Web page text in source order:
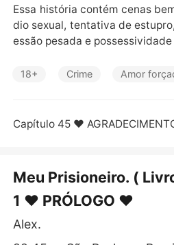
Contos Curtos
Essa história contém cenas
dio sexual, tentativa de
essão pesada e
----------------------
e fugir, eu sou o olho e o
18+ Crime Amor
Capítulo 45 ♥
Meu Prisioneiro. (
1 ♥ PRÓLOGO ♥
Alex.